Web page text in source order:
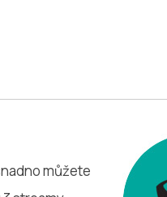
můžete